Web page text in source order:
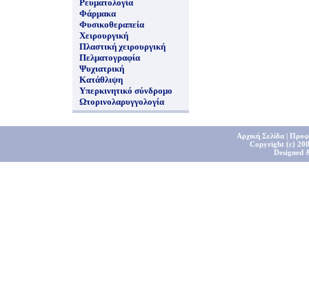
Ρευματολογία
Φάρμακα
Φυσικοθεραπεία
Χειρουργική
Πλαστική χειρουργική
Πελματογραφία
Ψυχιατρική
Κατάθλιψη
Υπερκινητικό σύνδρομο
Ωτορινολαρυγγολογία
Αρχική Σελίδα|
Copyright (c)
Designed